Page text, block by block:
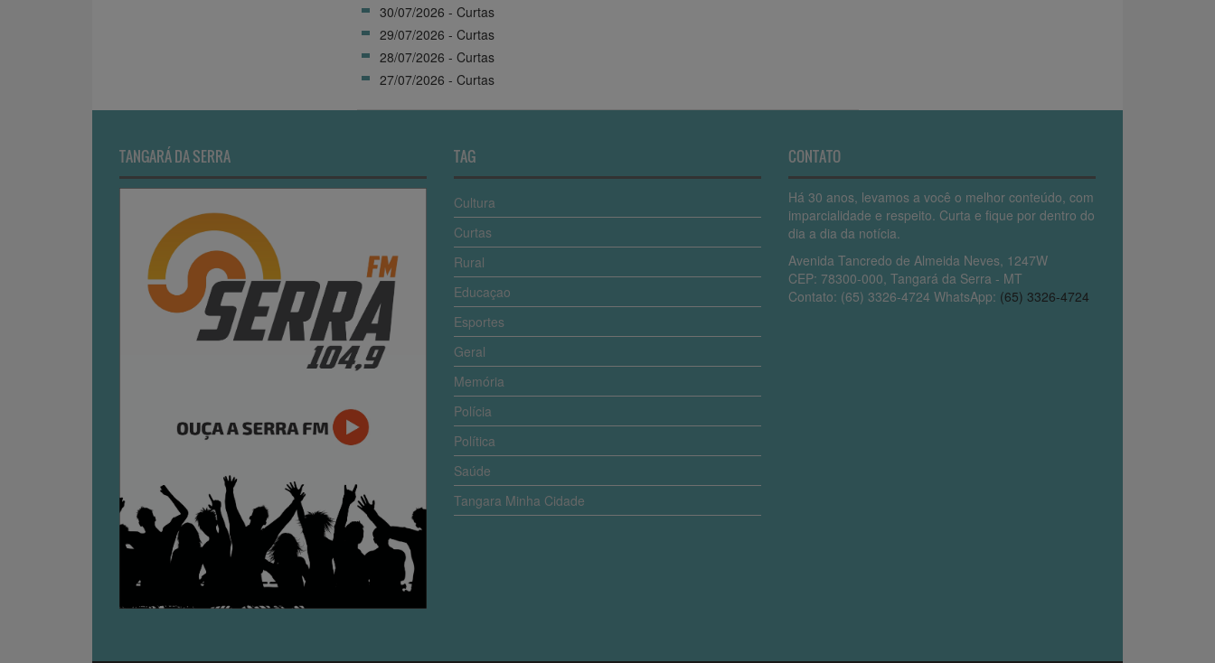
30/07/2026 - Curtas
29/07/2026 - Curtas
28/07/2026 - Curtas
27/07/2026 - Curtas
TANGARÁ DA SERRA TAG
Cultura
Curtas
Rural
Educaçao
Esportes
Geral
Memória
Polícia
Política
Saúde
Tangara Minha Cidade
CONTATO
Há 30 anos, levamos a você o melhor conteúdo, com
imparcialidade e respeito. Curta e fique por dentro do
dia a dia da notícia.
Avenida Tancredo de Almeida Neves, 1247W
CEP: 78300-000, Tangará da Serra - MT
Contato: (65) 3326-4724 WhatsApp: (65) 3326-4724